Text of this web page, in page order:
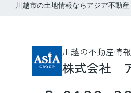
川越市の土地情報ならアジア不動産
川越の不動産情
株式会社